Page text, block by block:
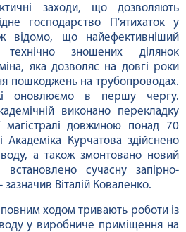
заходи, що дозволяють
господарство П'ятихаток у
відомо, що найефективніший
технічно зношених ділянок
яка дозволяє на довгі роки
пошкоджень на трубопроводах.
оновлюємо в першу чергу.
виконано перекладку
магістралі довжиною понад 70
Курчатова здійснено
а також змонтовано новий
встановлено сучасну запірно-
Віталій Коваленко.
ходом тривають роботи із
у виробниче приміщення на